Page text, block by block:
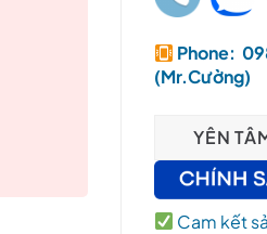
Phone:
(Mr.Cường)
YÊN
Cam kết
RAM / 512GB SSD/ 14″ FHD+/